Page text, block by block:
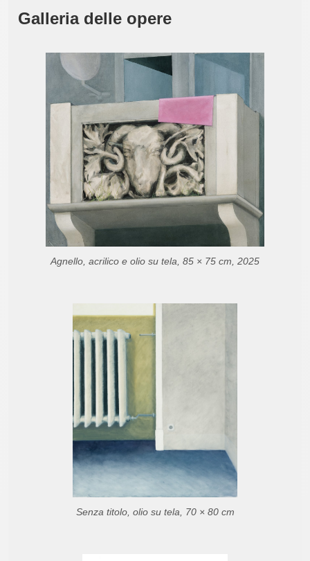
Galleria delle opere
Agnello, acrilico e olio su tela, 85 × 75 cm, 2025
Senza titolo, olio su tela, 70 × 80 cm